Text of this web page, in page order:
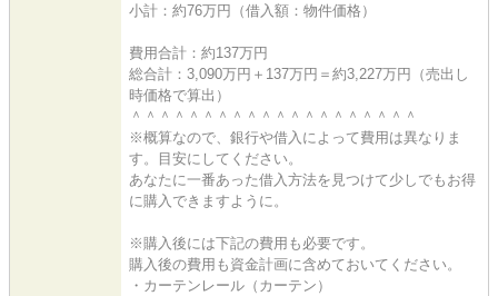
小計：約76万円（借入額：物件価格）
費用合計：約137万円
総合計：3,090万円＋137万円＝約3,227万円（売出し
時価格で算出）
＾＾＾＾＾＾＾＾＾＾＾＾＾＾＾＾＾＾＾＾
※概算なので、銀行や借入によって費用は異なりま
す。目安にしてください。
あなたに一番あった借入方法を見つけて少しでもお得
に購入できますように。
※購入後には下記の費用も必要です。
購入後の費用も資金計画に含めておいてください。
・カーテンレール（カーテン）